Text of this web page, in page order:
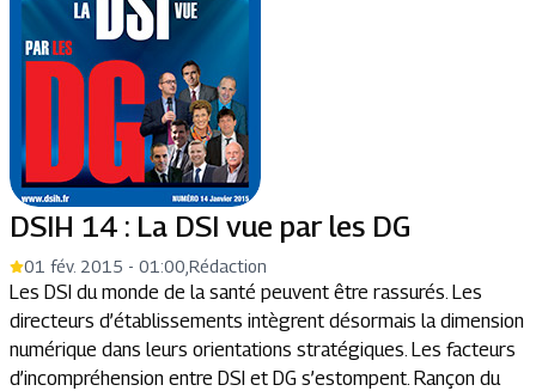
DSIH 14 : La DSI vue par les DG
01 fév. 2015 - 01:00 Rédaction
Les DSI du monde de la santé peuvent être rassurés. Les
directeurs d’établissements intègrent désormais la dimension
numérique dans leurs orientations stratégiques. Les facteurs
d’incompréhension entre DSI et DG s’estompent. Rançon du